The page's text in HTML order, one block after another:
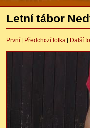
Letní tábor
První Předchozí fotka Další